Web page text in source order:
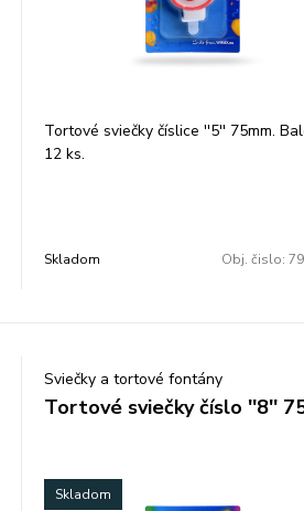
Tortové sviečky číslice ''5'' 75mm.
12 ks.
Skladom Obj. čislo:
Sviečky a tortové fontány
Tortové sviečky číslo ''8''
Skladom